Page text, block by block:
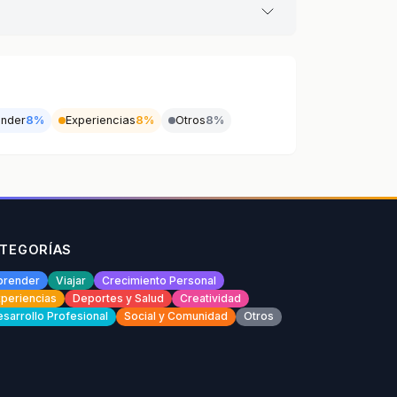
8% Experiencias8% Otros8%
Viajar
Crecimiento Personal
Deportes y Salud
Creatividad
Profesional
Social y Comunidad Otros